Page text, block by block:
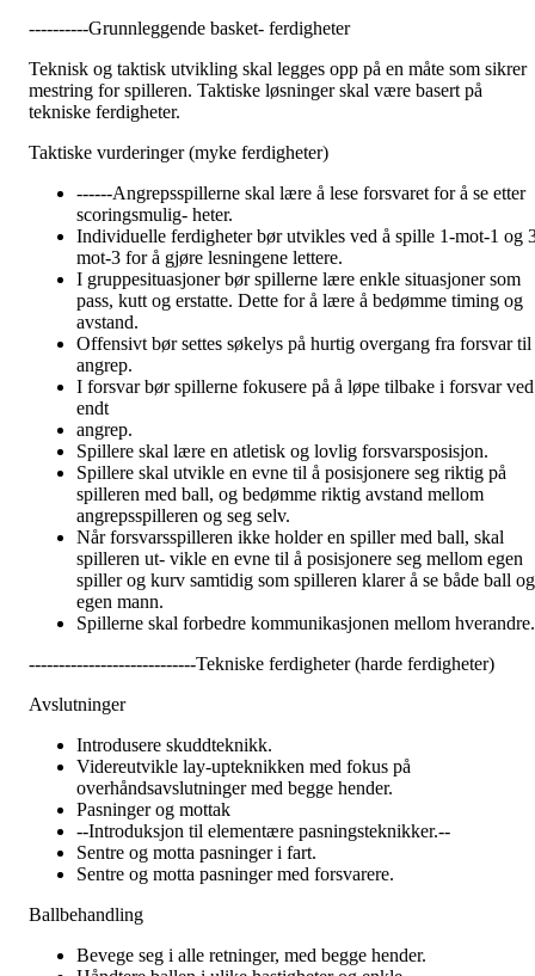
----------Grunnleggende basket- ferdigheter
Teknisk og taktisk utvikling skal legges opp på en måte som sikrer
mestring for spilleren. Taktiske løsninger skal være basert på
tekniske ferdigheter.
Taktiske vurderinger (myke ferdigheter)
------Angrepsspillerne skal lære å lese forsvaret for å se etter
scoringsmulig- heter.
Individuelle ferdigheter bør utvikles ved å spille 1-mot-1 og
mot-3 for å gjøre lesningene lettere.
I gruppesituasjoner bør spillerne lære enkle situasjoner som
pass, kutt og erstatte. Dette for å lære å bedømme timing og
avstand.
Offensivt bør settes søkelys på hurtig overgang fra forsvar til
angrep.
I forsvar bør spillerne fokusere på å løpe tilbake i forsvar ved
endt
angrep.
Spillere skal lære en atletisk og lovlig forsvarsposisjon.
Spillere skal utvikle en evne til å posisjonere seg riktig på
spilleren med ball, og bedømme riktig avstand mellom
angrepsspilleren og seg selv.
Når forsvarsspilleren ikke holder en spiller med ball, skal
spilleren ut- vikle en evne til å posisjonere seg mellom egen
spiller og kurv samtidig som spilleren klarer å se både ball og
egen mann.
Spillerne skal forbedre kommunikasjonen mellom hverandre.
----------------------------Tekniske ferdigheter (harde ferdigheter)
Avslutninger
Introdusere skuddteknikk.
Videreutvikle lay-upteknikken med fokus på
overhåndsavslutninger med begge hender.
Pasninger og mottak
--Introduksjon til elementære pasningsteknikker.--
Sentre og motta pasninger i fart.
Sentre og motta pasninger med forsvarere.
Ballbehandling
Bevege seg i alle retninger, med begge hender.